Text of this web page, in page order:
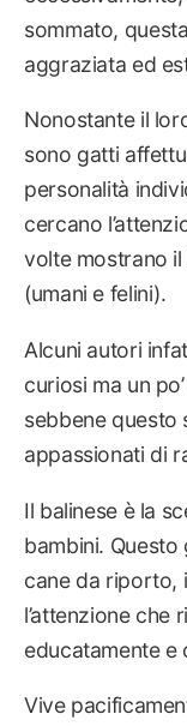
sommato,
aggraziata ed
Nonostante il
sono gatti
personalità
cercano
volte mostrano
(umani e felini).
Alcuni autori
curiosi ma un
sebbene
appassionati di
Il balinese è la
bambini.
cane da riporto,
l’attenzione che
educatamente e
Vive